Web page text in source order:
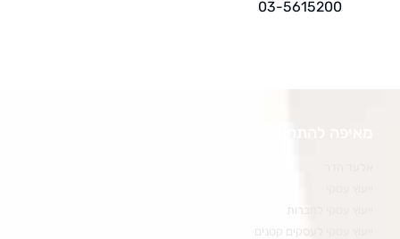
03-5615200
ייעוץ עסקי לחברות
ייעוץ עסקי לעסקים קטנים